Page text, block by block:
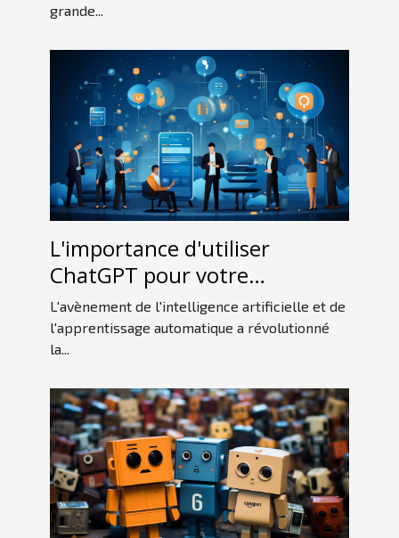
grande...
L'importance d'utiliser
ChatGPT pour votre
entreprise
L'avènement de l'intelligence artificielle et de
l'apprentissage automatique a révolutionné
la...